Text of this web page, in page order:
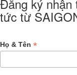
Đăng ký nhận
tức từ
Họ & Tên *